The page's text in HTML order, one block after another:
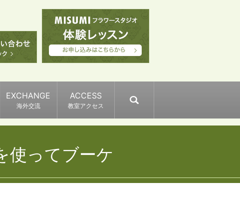
EXCHANGE
海外交流
ACCESS
教室アクセス
使ってブーケ